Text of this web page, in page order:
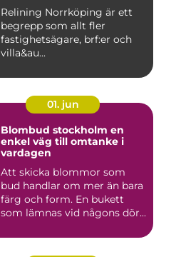
Relining Norrköping är ett
begrepp som allt fler
fastighetsägare, brf:er och
villa&au...
01. jun
Blombud stockholm en
enkel väg till omtanke i
vardagen
Att skicka blommor som
bud handlar om mer än bara
färg och form. En bukett
som lämnas vid någons dör...